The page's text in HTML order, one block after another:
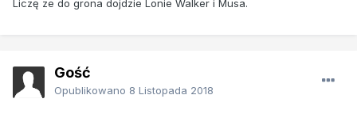
Liczę ze do grona dojdzie Lonie Walker i Musa.
Gość
Opublikowano 8 Listopada 2018